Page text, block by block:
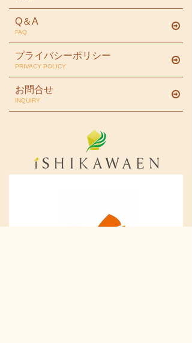
Q＆A
FAQ
プライバシーポリシー
PRIVACY POLICY
お問合せ
INQUIRY